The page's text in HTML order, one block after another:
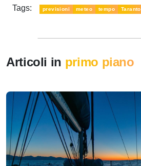
Tags: previsioni meteo tempo Taranto
Articoli in primo piano